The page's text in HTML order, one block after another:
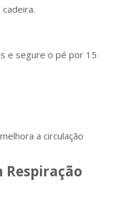
e segure o pé por 15
a circulação
Respiração